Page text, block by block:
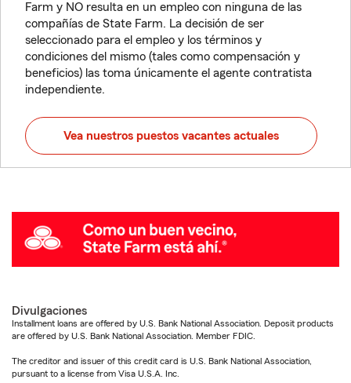
Farm y NO resulta en un empleo con ninguna de las
compañías de State Farm. La decisión de ser
seleccionado para el empleo y los términos y
condiciones del mismo (tales como compensación y
beneficios) las toma únicamente el agente contratista
independiente.
Vea nuestros puestos vacantes actuales
Divulgaciones
Installment loans are offered by U.S. Bank National Association. Deposit products
are offered by U.S. Bank National Association. Member FDIC.
The creditor and issuer of this credit card is U.S. Bank National Association,
pursuant to a license from Visa U.S.A. Inc.